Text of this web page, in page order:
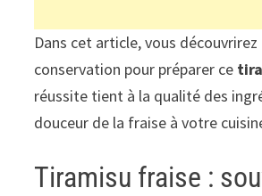
Dans cet article, vous
conservation pour préparer ce
réussite tient à la qualité des
douceur de la fraise à votre
Tiramisu fraise :